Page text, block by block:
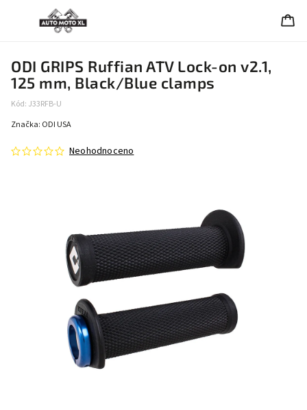
ODI GRIPS Ruffian ATV Lock-on v2.1,
125 mm, Black/Blue clamps
Kód: J33RFB-U
Neohodnoceno
Značka: ODI USA